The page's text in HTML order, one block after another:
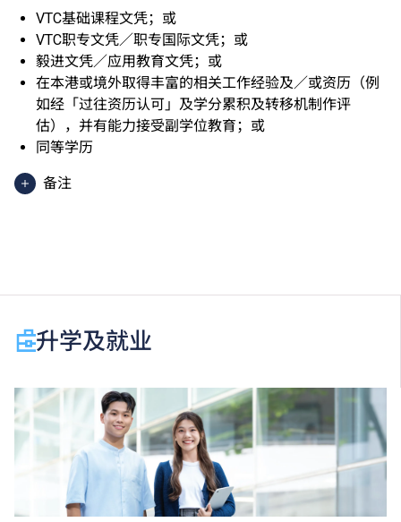
VTC基础课程文凭；或
VTC职专文凭／职专国际文凭；或
毅进文凭／应用教育文凭；或
在本港或境外取得丰富的相关工作经验及／或资历（例
如经「过往资历认可」及学分累积及转移机制作评
估），并有能力接受副学位教育；或
同等学历
备注
于申请入学时只可计算一科其他语言科目（丙类科
目）。2024年及以前之其他语言科目取得「D或E级」
香港中学文凭考试科目成绩达「第二级」／「第三
级」。 2025年或以后之法语／德语／西班牙语语言能
力水平达A2或以上、日语达N3或以上 及 韩语达TOPIK
II, 3级或以上，均被接受为一般入学条件中的五科之
一。2026年起，乌尔都语成绩达E级或以上亦会被接
受。详情请按 此处。
升学及就业